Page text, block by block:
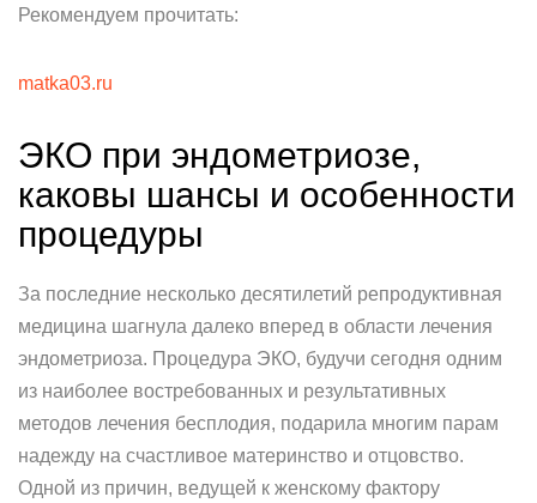
Рекомендуем прочитать:
matka03.ru
ЭКО при эндометриозе,
каковы шансы и особенности
процедуры
За последние несколько десятилетий репродуктивная
медицина шагнула далеко вперед в области лечения
эндометриоза. Процедура ЭКО, будучи сегодня одним
из наиболее востребованных и результативных
методов лечения бесплодия, подарила многим парам
надежду на счастливое материнство и отцовство.
Одной из причин, ведущей к женскому фактору